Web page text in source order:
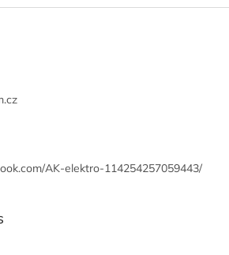
l
y
v
AK-elektro-114254257059443/